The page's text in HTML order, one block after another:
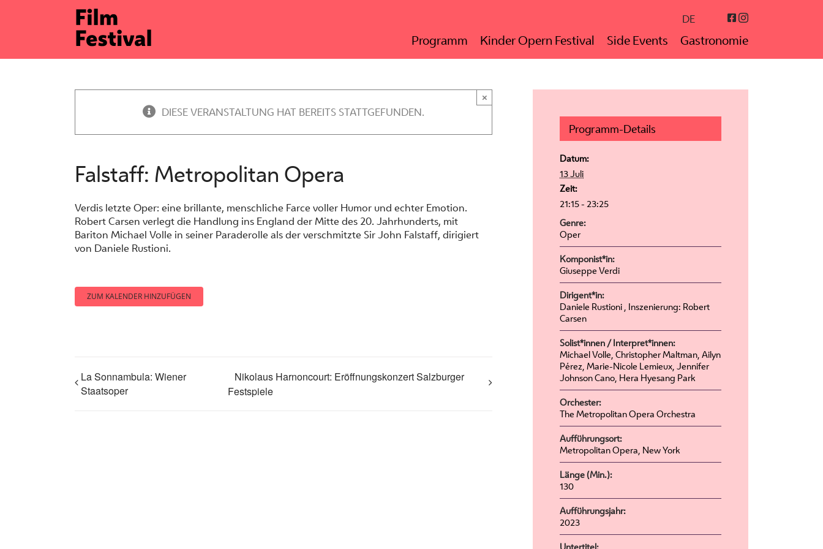
DE Facebook
Programm Kinder Opern Festival Side Events Gastronomie
DIESE VERANSTALTUNG HAT BEREITS STATTGEFUNDEN.
×
Falstaff: Metropolitan Opera
Verdis letzte Oper: eine brillante, menschliche Farce voller Humor und echter Emotion.
Robert Carsen verlegt die Handlung ins England der Mitte des 20. Jahrhunderts, mit
Bariton Michael Volle in seiner Paraderolle als der verschmitzte Sir John Falstaff, dirigiert
von Daniele Rustioni.
ZUM KALENDER HINZUFÜGEN
La Sonnambula: Wiener
Staatsoper
Nikolaus Harnoncourt: Eröffnungskonzert Salzburger
Festspiele
Programm-Details
Datum:
13 Juli
Zeit:
21:15 - 23:25
Genre:
Oper
Komponist*in:
Giuseppe Verdi
Dirigent*in:
Daniele Rustioni , Inszenierung: Robert
Carsen
Solist*innen / Interpret*innen:
Michael Volle, Christopher Maltman, Ailyn
Pérez, Marie-Nicole Lemieux, Jennifer
Johnson Cano, Hera Hyesang Park
Orchester:
The Metropolitan Opera Orchestra
Aufführungsort:
Metropolitan Opera, New York
Länge (Min.):
130
Aufführungsjahr:
2023